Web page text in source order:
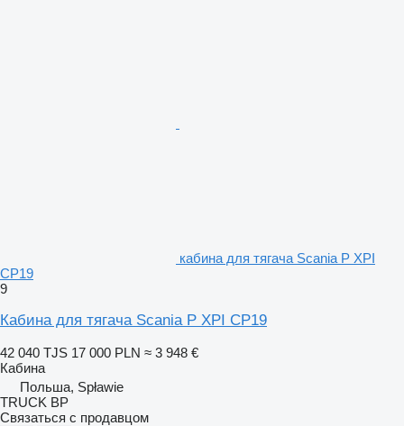
кабина для тягача Scania P XPI
CP19
9
Кабина для тягача Scania P XPI CP19
42 040 TJS 17 000 PLN ≈ 3 948 €
Кабина
Польша, Spławie
TRUCK BP
Связаться с продавцом